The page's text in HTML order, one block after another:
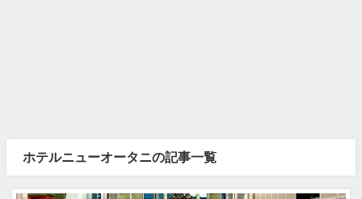
ホテルニューオータニの記事一覧